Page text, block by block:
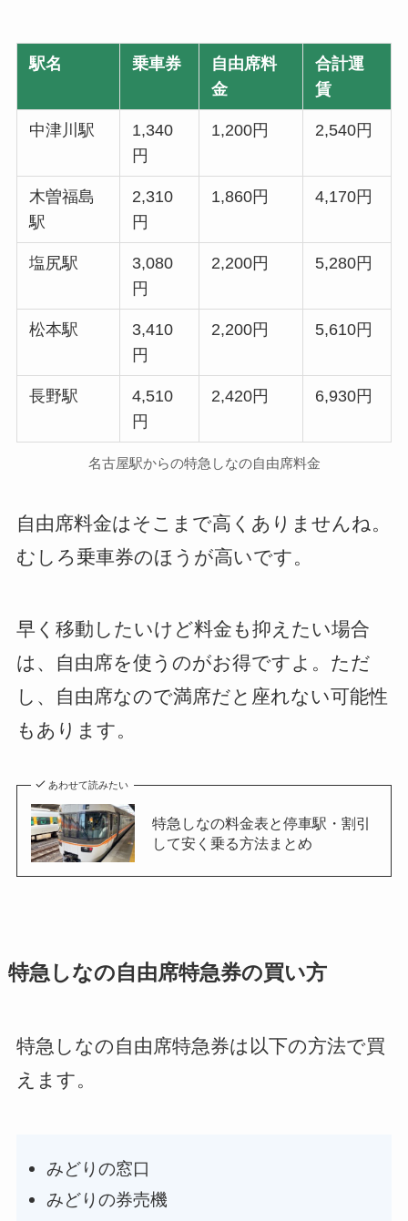
駅名 乗車券
自由席料
金
合計運
賃
中津川駅
1,340
円
1,200円 2,540円
木曽福島
駅
2,310
円
1,860円 4,170円
塩尻駅
3,080
円
2,200円 5,280円
松本駅
3,410
円
2,200円 5,610円
長野駅
4,510
円
2,420円 6,930円
名古屋駅からの特急しなの自由席料金
自由席料金はそこまで高くありませんね。
むしろ乗車券のほうが高いです。
早く移動したいけど料金も抑えたい場合
は、自由席を使うのがお得ですよ。ただ
し、自由席なので満席だと座れない可能性
もあります。
あわせて読みたい
特急しなの料金表と停車駅・割引
して安く乗る方法まとめ
特急しなの自由席特急券の買い方
特急しなの自由席特急券は以下の方法で買
えます。
みどりの窓口
みどりの券売機